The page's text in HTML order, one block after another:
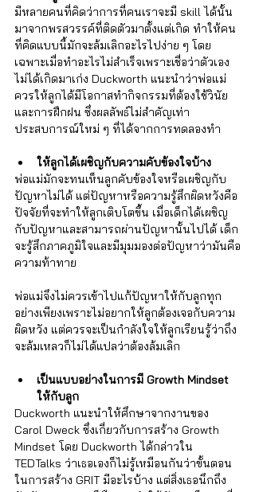
มีหลายคนที่คิดว่าการที่คนเราจะมี skill ได้นั้น
มาจากพรสวรรค์ที่ติดตัวมาตั้งแต่เกิด ทำให้คน
ที่คิดแบบนี้มักจะล้มเลิกอะไรไปง่าย ๆ โดย
เฉพาะเมื่อทำอะไรไม่สำเร็จเพราะเชื่อว่าตัวเอง
ไม่ได้เกิดมาเก่ง Duckworth แนะนำว่าพ่อแม่
ควรให้ลูกได้มีโอกาสทำกิจกรรมที่ต้องใช้วินัย
และการฝึกฝน ซึ่งผลลัพธ์ไม่สำคัญเท่า
ประสบการณ์ใหม่ ๆ ที่ได้จากการทดลองทำ
ให้ลูกได้เผชิญกับความคับข้องใจบ้าง
พ่อแม่มักจะทนเห็นลูกคับข้องใจหรือเผชิญกับ
ปัญหาไม่ได้ แต่ปัญหาหรือความรู้สึกผิดหวังคือ
ปัจจัยที่จะทำให้ลูกเติบโตขึ้น เมื่อเด็กได้เผชิญ
กับปัญหาและสามารถผ่านปัญหานั้นไปได้ เด็ก
จะรู้สึกภาคภูมิใจและมีมุมมองต่อปัญหาว่ามันคือ
ความท้าทาย
พ่อแม่จึงไม่ควรเข้าไปแก้ปัญหาให้กับลูกทุก
อย่างเพียงเพราะไม่อยากให้ลูกต้องเจอกับความ
ผิดหวัง แต่ควรจะเป็นกำลังใจให้ลูกเรียนรู้ว่าถึง
จะล้มเหลวก็ไม่ได้แปลว่าต้องล้มเลิก
เป็นแบบอย่างในการมี Growth Mindset
ให้กับลูก
Duckworth แนะนำให้ศึกษาจากงานของ
Carol Dweck ซึ่งเกี่ยวกับการสร้าง Growth
Mindset โดย Duckworth ได้กล่าวใน
TEDTalks ว่าเธอเองก็ไม่รู้เหมือนกันว่าขั้นตอน
ในการสร้าง GRIT มีอะไรบ้าง แต่สิ่งเธอนึกถึง